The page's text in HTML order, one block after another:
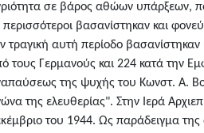
σε βάρος αθώων υπάρξεων,
περισσότεροι βασανίστηκαν και
τραγική αυτή περίοδο
τους Γερμανούς και 224 κατά την
της ψυχής του Κωνστ. Α.
της ελευθερίας". Στην Ιερά
του 1944. Ως παράδειγμα